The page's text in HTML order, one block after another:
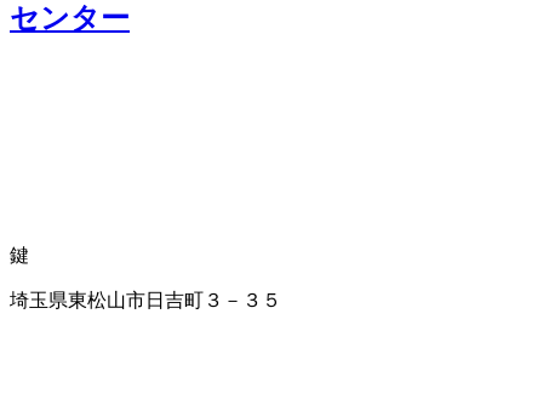
センター
鍵
埼玉県東松山市日吉町３－３５